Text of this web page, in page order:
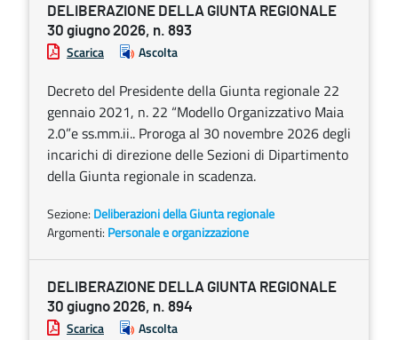
DELIBERAZIONE DELLA GIUNTA REGIONALE
30 giugno 2026, n. 893
Scarica Ascolta
Decreto del Presidente della Giunta regionale 22
gennaio 2021, n. 22 “Modello Organizzativo Maia
2.0”e ss.mm.ii.. Proroga al 30 novembre 2026 degli
incarichi di direzione delle Sezioni di Dipartimento
della Giunta regionale in scadenza.
Sezione: Deliberazioni della Giunta regionale
Argomenti: Personale e organizzazione
DELIBERAZIONE DELLA GIUNTA REGIONALE
30 giugno 2026, n. 894
Scarica Ascolta